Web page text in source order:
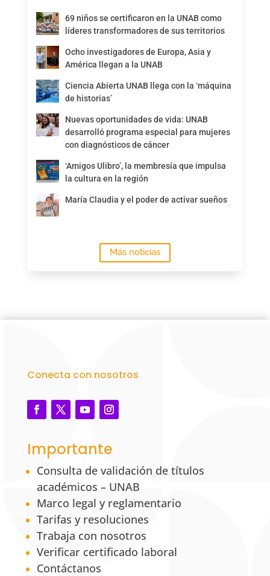
69 niños se certificaron en la UNAB como
líderes transformadores de sus territorios
Ocho investigadores de Europa, Asia y
América llegan a la UNAB
Ciencia Abierta UNAB llega con la ‘máquina
de historias’
Nuevas oportunidades de vida: UNAB
desarrolló programa especial para mujeres
con diagnósticos de cáncer
‘Amigos Ulibro’, la membresía que impulsa
la cultura en la región
María Claudia y el poder de activar sueños
Más noticias
Conecta con nosotros
Importante
Consulta de validación de títulos
académicos – UNAB
Marco legal y reglamentario
Tarifas y resoluciones
Trabaja con nosotros
Verificar certificado laboral
Contáctanos